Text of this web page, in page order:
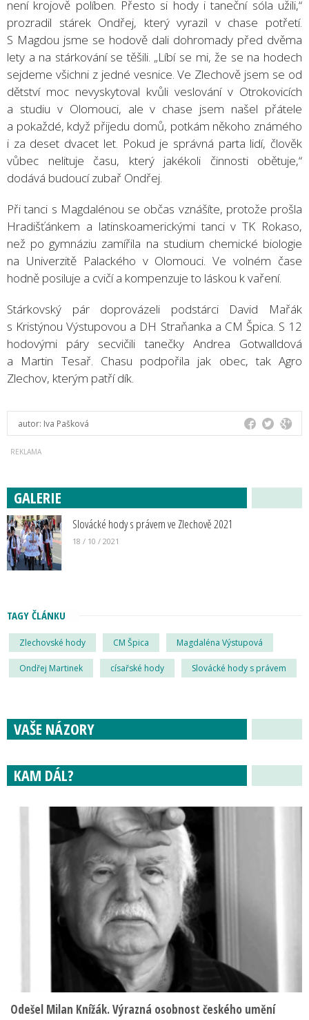
není krojově políben. Přesto si hody i taneční sóla užili,“
prozradil stárek Ondřej, který vyrazil v chase potřetí.
S Magdou jsme se hodově dali dohromady před dvěma
lety a na stárkování se těšili. „Líbí se mi, že se na hodech
sejdeme všichni z jedné vesnice. Ve Zlechově jsem se od
dětství moc nevyskytoval kvůli veslování v Otrokovicích
a studiu v Olomouci, ale v chase jsem našel přátele
a pokaždé, když přijedu domů, potkám někoho známého
i za deset dvacet let. Pokud je správná parta lidí, člověk
vůbec nelituje času, který jakékoli činnosti obětuje,“
dodává budoucí zubař Ondřej.
Při tanci s Magdalénou se občas vznášíte, protože prošla
Hradišťánkem a latinskoamerickými tanci v TK Rokaso,
než po gymnáziu zamířila na studium chemické biologie
na Univerzitě Palackého v Olomouci. Ve volném čase
hodně posiluje a cvičí a kompenzuje to láskou k vaření.
Stárkovský pár doprovázeli podstárci David Mařák
s Kristýnou Výstupovou a DH Straňanka a CM Špica. S 12
hodovými páry secvičili tanečky Andrea Gotwalldová
a Martin Tesař. Chasu podpořila jak obec, tak Agro
Zlechov, kterým patří dík.
autor: Iva Pašková
GALERIE
Slovácké hody s právem ve Zlechově 2021
18 / 10 / 2021
TAGY ČLÁNKU
Zlechovské hody CM Špica Magdaléna Výstupová
Ondřej Martinek císařské hody Slovácké hody s právem
VAŠE NÁZORY
KAM DÁL?
Odešel Milan Knížák. Výrazná osobnost českého umění